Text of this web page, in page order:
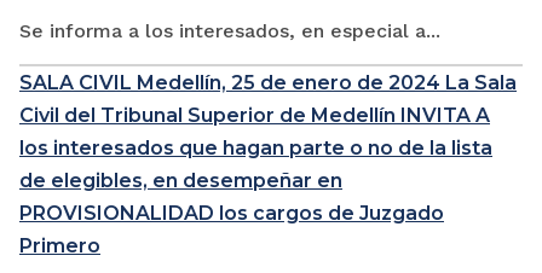
Se informa a los interesados, en especial a...
SALA CIVIL Medellín, 25 de enero de 2024 La Sala
Civil del Tribunal Superior de Medellín INVITA A
los interesados que hagan parte o no de la lista
de elegibles, en desempeñar en
PROVISIONALIDAD los cargos de Juzgado
Primero